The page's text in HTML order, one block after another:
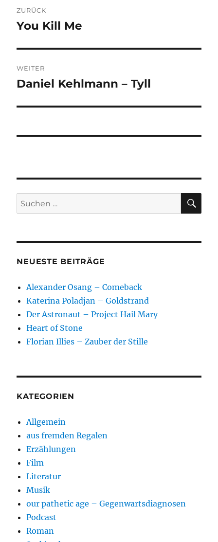
ZURÜCK
Vorheriger
You Kill Me
WEITER
Nächster
Daniel Kehlmann – Tyll
Suchen
nach:
NEUESTE BEITRÄGE
Alexander Osang – Comeback
Katerina Poladjan – Goldstrand
Der Astronaut – Project Hail Mary
Heart of Stone
Florian Illies – Zauber der Stille
KATEGORIEN
Allgemein
aus fremden Regalen
Erzählungen
Film
Literatur
Musik
our pathetic age – Gegenwartsdiagnosen
Podcast
Roman